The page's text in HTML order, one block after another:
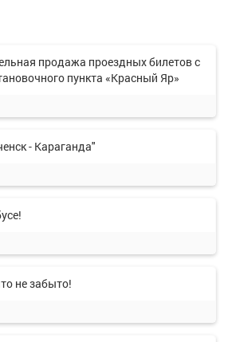
продажа проездных билетов с
пункта «Красный Яр»
- Караганда"
не забыто!